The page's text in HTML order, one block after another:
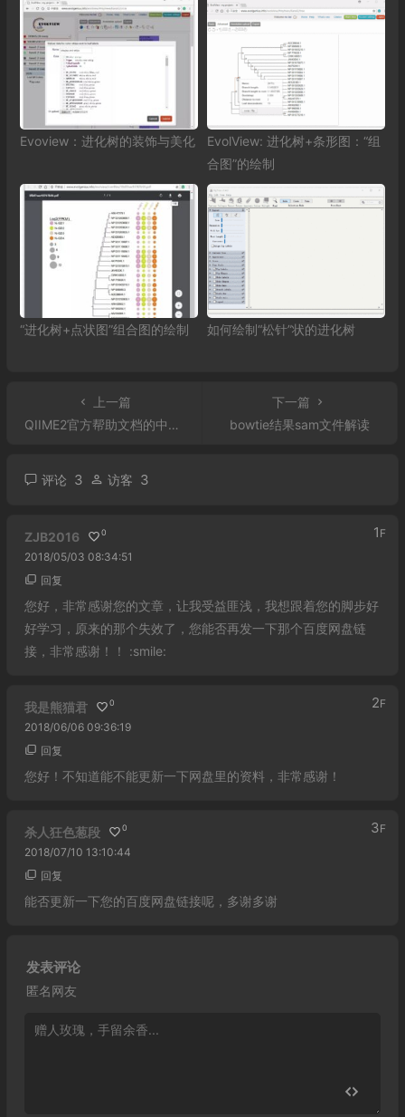
Evoview：进化树的装饰与美化
EvolView: 进化树+条形图：“组
合图”的绘制
“进化树+点状图”组合图的绘制 如何绘制“松针”状的进化树
上一篇
QIIME2官方帮助文档的中文版
下一篇
bowtie结果sam文件解读
评论 3 访客 3
ZJB2016 0
2018/05/03 08:34:51
1 F
回复
您好，非常感谢您的文章，让我受益匪浅，我想跟着您的脚步好
好学习，原来的那个失效了，您能否再发一下那个百度网盘链
接，非常感谢！！ :smile:
我是熊猫君 0
2018/06/06 09:36:19
2F
回复
您好！不知道能不能更新一下网盘里的资料，非常感谢！
杀人狂色葱段 0
2018/07/10 13:10:44
3F
回复
能否更新一下您的百度网盘链接呢，多谢多谢
发表评论
匿名网友